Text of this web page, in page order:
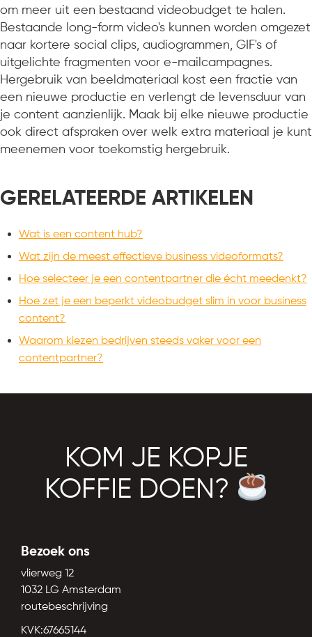
om meer uit een bestaand videobudget te halen.
Bestaande long-form video's kunnen worden omgezet
naar kortere social clips, audiogrammen, GIF's of
uitgelichte fragmenten voor e-mailcampagnes.
Hergebruik van beeldmateriaal kost een fractie van
een nieuwe productie en verlengt de levensduur van
je content aanzienlijk. Maak bij elke nieuwe productie
ook direct afspraken over welk extra materiaal je kunt
meenemen voor toekomstig hergebruik.
GERELATEERDE ARTIKELEN
Wat is een content hub?
Wat zijn de meest effectieve business videoformats?
Hoe selecteer je een contentpartner die écht meedenkt?
Hoe zet je een beperkt videobudget slim in voor business
content?
Waarom kiezen bedrijven steeds vaker voor een
contentpartner?
KOM JE KOPJE
KOFFIE DOEN?
Bezoek ons
vlierweg 12
1032 LG Amsterdam
routebeschrijving
KVK:67665144